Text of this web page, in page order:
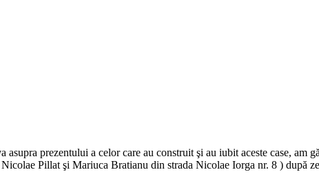
asupra prezentului a celor care au construit şi au iubit aceste case,
Pillat şi Mariuca Bratianu din strada Nicolae Iorga nr. 8 ) după